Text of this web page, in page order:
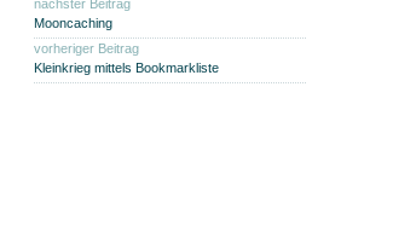
nächster Beitrag
Mooncaching
vorheriger Beitrag
Kleinkrieg mittels Bookmarkliste